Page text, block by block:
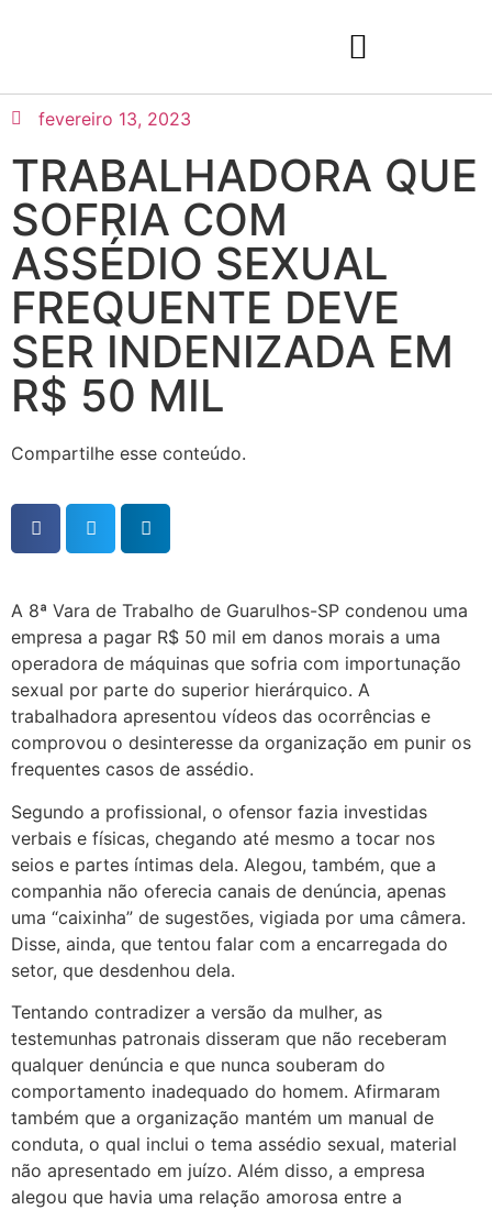
fevereiro 13, 2023
TRABALHADORA QUE
SOFRIA COM
ASSÉDIO SEXUAL
FREQUENTE DEVE
SER INDENIZADA EM
R$ 50 MIL
Compartilhe esse conteúdo.
A 8ª Vara de Trabalho de Guarulhos-SP condenou uma
empresa a pagar R$ 50 mil em danos morais a uma
operadora de máquinas que sofria com importunação
sexual por parte do superior hierárquico. A
trabalhadora apresentou vídeos das ocorrências e
comprovou o desinteresse da organização em punir os
frequentes casos de assédio.
Segundo a profissional, o ofensor fazia investidas
verbais e físicas, chegando até mesmo a tocar nos
seios e partes íntimas dela. Alegou, também, que a
companhia não oferecia canais de denúncia, apenas
uma “caixinha” de sugestões, vigiada por uma câmera.
Disse, ainda, que tentou falar com a encarregada do
setor, que desdenhou dela.
Tentando contradizer a versão da mulher, as
testemunhas patronais disseram que não receberam
qualquer denúncia e que nunca souberam do
comportamento inadequado do homem. Afirmaram
também que a organização mantém um manual de
conduta, o qual inclui o tema assédio sexual, material
não apresentado em juízo. Além disso, a empresa
alegou que havia uma relação amorosa entre a